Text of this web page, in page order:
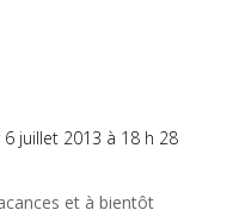
6 juillet 2013 à 18 h 28
et à bientôt